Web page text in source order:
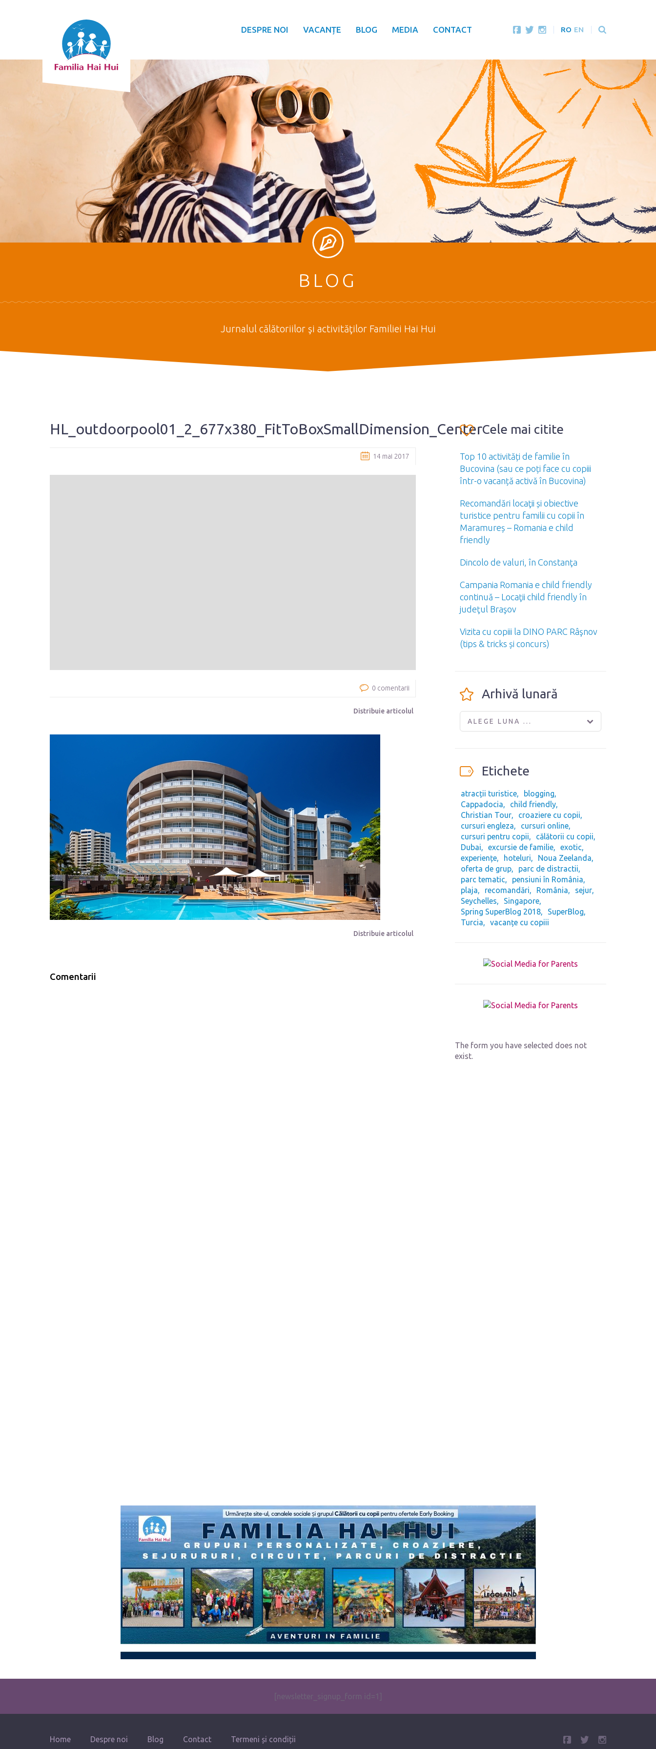
DESPRE NOI VACANȚE BLOG MEDIA CONTACT RO EN
BLOG
Jurnalul călătoriilor şi activităţilor Familiei Hai Hui
HL_outdoorpool01_2_677x380_FitToBoxSmallDimension_Center
14 mai 2017
0 comentarii
Distribuie articolul
Distribuie articolul
Comentarii
Cele mai citite
Top 10 activități de familie în
Bucovina (sau ce poți face cu copiii
într-o vacanță activă în Bucovina)
Recomandări locaţii și obiective
turistice pentru familii cu copii în
Maramureș – Romania e child
friendly
Dincolo de valuri, în Constanţa
Campania Romania e child friendly
continuă – Locaţii child friendly în
judeţul Braşov
Vizita cu copiii la DINO PARC Râşnov
(tips & tricks și concurs)
Arhivă lunară
ALEGE LUNA ...
Etichete
atracții turistice
blogging
Cappadocia
child friendly
Christian Tour
croaziere cu copii
cursuri engleza
cursuri online
cursuri pentru copii
călătorii cu copii
Dubai
excursie de familie
exotic
experiențe
hoteluri
Noua Zeelanda
oferta de grup
parc de distractii
parc tematic
pensiuni în România
plaja
recomandări România
sejur
Seychelles
Singapore
Spring SuperBlog 2018
SuperBlog
Turcia
vacanțe cu copiii
The form you have selected does not
exist.
[newsletter_signup_form id=1]
Home Despre noi Blog Contact Termeni și condiții